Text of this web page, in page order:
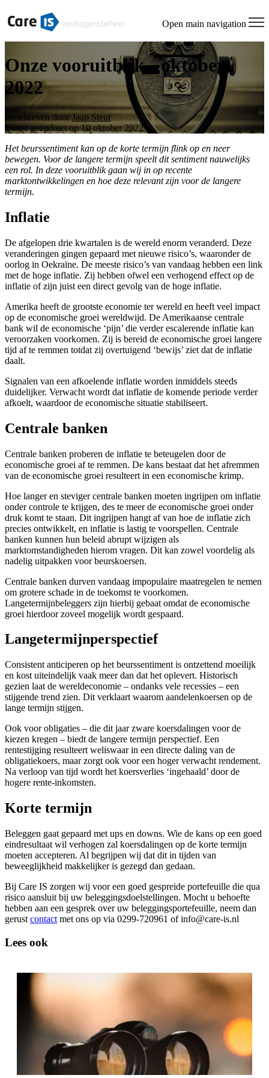
Open main navigation
Onze vooruitblik - oktober
2022
Geschreven doorJaap Steur
Laatst geüpdatet op 10 oktober 2022
Het beurssentiment kan op de korte termijn flink op en neer
bewegen. Voor de langere termijn speelt dit sentiment nauwelijks
een rol. In deze vooruitblik gaan wij in op recente
marktontwikkelingen en hoe deze relevant zijn voor de langere
termijn.
Inflatie
De afgelopen drie kwartalen is de wereld enorm veranderd. Deze
veranderingen gingen gepaard met nieuwe risico’s, waaronder de
oorlog in Oekraïne. De meeste risico’s van vandaag hebben een link
met de hoge inflatie. Zij hebben ofwel een verhogend effect op de
inflatie of zijn juist een direct gevolg van de hoge inflatie.
Amerika heeft de grootste economie ter wereld en heeft veel impact
op de economische groei wereldwijd. De Amerikaanse centrale
bank wil de economische ‘pijn’ die verder escalerende inflatie kan
veroorzaken voorkomen. Zij is bereid de economische groei langere
tijd af te remmen totdat zij overtuigend ‘bewijs’ ziet dat de inflatie
daalt.
Signalen van een afkoelende inflatie worden inmiddels steeds
duidelijker. Verwacht wordt dat inflatie de komende periode verder
afkoelt, waardoor de economische situatie stabiliseert.
Centrale banken
Centrale banken proberen de inflatie te beteugelen door de
economische groei af te remmen. De kans bestaat dat het afremmen
van de economische groei resulteert in een economische krimp.
Hoe langer en steviger centrale banken moeten ingrijpen om inflatie
onder controle te krijgen, des te meer de economische groei onder
druk komt te staan. Dit ingrijpen hangt af van hoe de inflatie zich
precies ontwikkelt, en inflatie is lastig te voorspellen. Centrale
banken kunnen hun beleid abrupt wijzigen als
marktomstandigheden hierom vragen. Dit kan zowel voordelig als
nadelig uitpakken voor beurskoersen.
Centrale banken durven vandaag impopulaire maatregelen te nemen
om grotere schade in de toekomst te voorkomen.
Langetermijnbeleggers zijn hierbij gebaat omdat de economische
groei hierdoor zoveel mogelijk wordt gespaard.
Langetermijnperspectief
Consistent anticiperen op het beurssentiment is ontzettend moeilijk
en kost uiteindelijk vaak meer dan dat het oplevert. Historisch
gezien laat de wereldeconomie – ondanks vele recessies – een
stijgende trend zien. Dit verklaart waarom aandelenkoersen op de
lange termijn stijgen.
Ook voor obligaties – die dit jaar zware koersdalingen voor de
kiezen kregen – biedt de langere termijn perspectief. Een
rentestijging resulteert weliswaar in een directe daling van de
obligatiekoers, maar zorgt ook voor een hoger verwacht rendement.
Na verloop van tijd wordt het koersverlies ‘ingehaald’ door de
hogere rente-inkomsten.
Korte termijn
Beleggen gaat gepaard met ups en downs. Wie de kans op een goed
eindresultaat wil verhogen zal koersdalingen op de korte termijn
moeten accepteren. Al begrijpen wij dat dit in tijden van
beweeglijkheid makkelijker is gezegd dan gedaan.
Bij Care IS zorgen wij voor een goed gespreide portefeuille die qua
risico aansluit bij uw beleggingsdoelstellingen. Mocht u behoefte
hebben aan een gesprek over uw beleggingsportefeuille, neem dan
gerust contact met ons op via 0299-720961 of info@care-is.nl
Lees ook